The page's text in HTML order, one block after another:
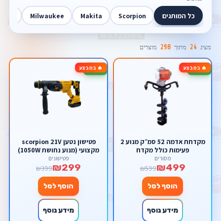
כל המותגים Scorpion
Makita
Milwaukee
מציג 24 מתוך 298 מוצרים
🔥 במבצע-17%
מקדחת אדמה 52 סמ״ק מנוע 2
פעימות כולל מקדח
מסורים
₪499
₪599
הוסף לסל
מידע נוסף
🔥 במבצע-25%
פטישון נטען scorpion 21V
מקצועי (מנוע נחושת 1050W)
– קידוח עד 28 מ"מ, סט
סוללות 3.0Ah ומטען
פטישונים
₪299
₪399
הוסף לסל
מידע נוסף